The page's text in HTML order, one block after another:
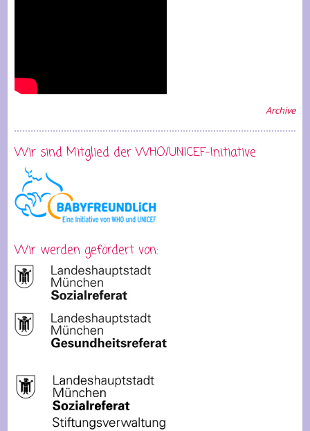
Archive
Wir sind Mitglied der WHO/UNICEF-Initiative
Wir werden gefördert von: